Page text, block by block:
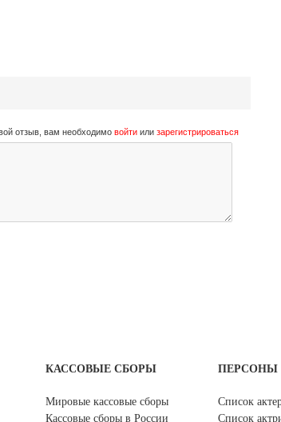
отзыв, вам необходимо войтиили зарегистрироваться
КАССОВЫЕ СБОРЫ
Мировые кассовые сборы
Кассовые сборы в России
ПЕРСОНЫ
Список
Список